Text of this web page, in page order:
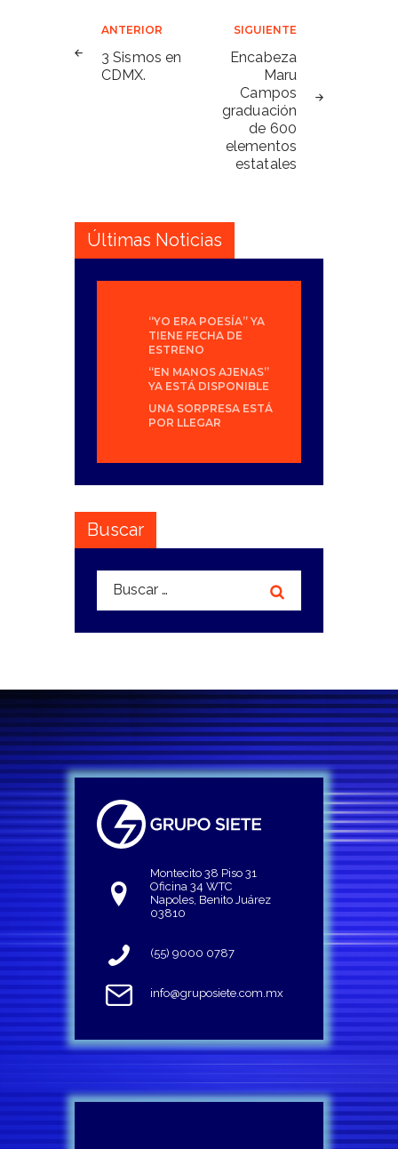
Navegación
de
entradas
ANTERIOR
3 Sismos en
CDMX.
SIGUIENTE
Encabeza
Maru
Campos
graduación
de 600
elementos
estatales
Últimas Noticias
“YO ERA POESÍA” YA
TIENE FECHA DE
ESTRENO
“EN MANOS AJENAS”
YA ESTÁ DISPONIBLE
UNA SORPRESA ESTÁ
POR LLEGAR
Buscar
Buscar:
Montecito 38 Piso 31
Oficina 34 WTC
Napoles, Benito Juárez
03810
(55) 9000 0787
info@gruposiete.com.mx